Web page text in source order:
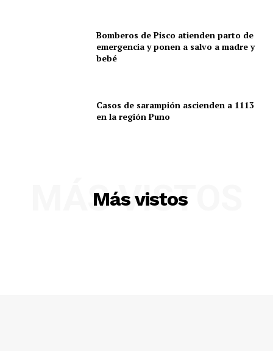
Bomberos de Pisco atienden parto de
emergencia y ponen a salvo a madre y
bebé
Casos de sarampión ascienden a 1113
en la región Puno
Más vistos
MÁS VISTOS